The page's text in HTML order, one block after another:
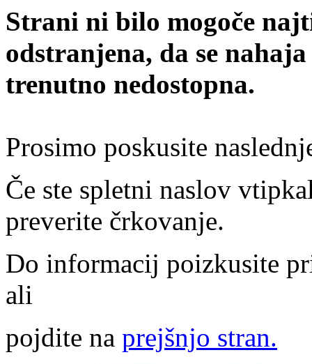
Strani ni bilo mogoče
odstranjena, da se
trenutno nedostopna.
Prosimo poskusite
Če ste spletni naslov
preverite črkovanje.
Do informacij poizkusite
ali
pojdite na prejšnjo stran.